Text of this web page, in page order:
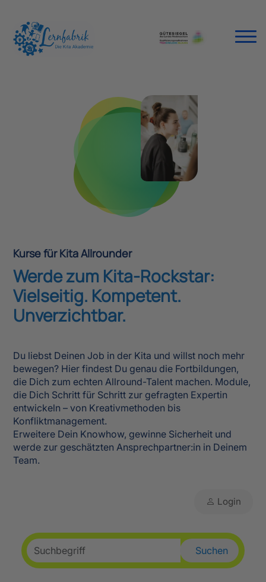
Kurse für Kita Allrounder
Werde zum Kita-Rockstar:
Vielseitig. Kompetent.
Unverzichtbar.
Du liebst Deinen Job in der Kita und willst noch mehr
bewegen? Hier findest Du genau die Fortbildungen,
die Dich zum echten Allround-Talent machen. Module,
die Dich Schritt für Schritt zur gefragten Expertin
entwickeln – von Kreativmethoden bis
Konfliktmanagement.
Erweitere Dein Knowhow, gewinne Sicherheit und
werde zur geschätzten Ansprechpartner:in in Deinem
Team.
Suchen
Login